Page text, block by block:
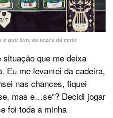
o que tem, às vezes dá certo
que me deixa
Eu me levantei da cadeira,
nas chances, fiquei
mas e…se”? Decidi jogar
foi toda a minha